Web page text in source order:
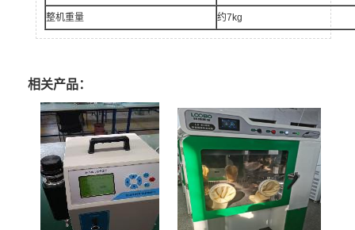
整机重量 约7kg
相关产品：